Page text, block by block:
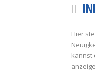
Hier
kannst